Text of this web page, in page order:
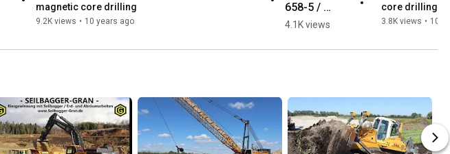
magnetic core drilling
9.2K views • 10 years ago
658-5 /
23mm
4.1K views
core drilling
3.8K views • 10